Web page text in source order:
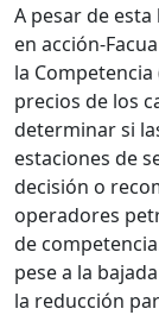
A pesar de
en acción-
la
precios de los
determinar si
estaciones de
decisión o
operadores
de
pese a la
la reducción